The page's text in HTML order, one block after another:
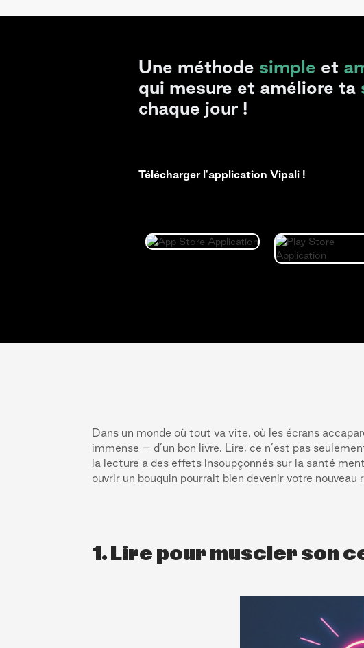
Une méthode simple et
qui mesure et améliore ta
chaque jour !
Télécharger l'application Vipali !
Dans un monde où tout va vite, où les écrans
immense – d’un bon livre. Lire, ce n’est pas
la lecture a des effets insoupçonnés sur la santé
ouvrir un bouquin pourrait bien devenir votre
1. Lire pour muscler son